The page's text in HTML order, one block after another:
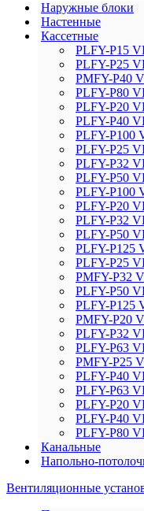
Наружные блоки
Настенные
Кассетные
PLFY-P15
PLFY-P25
PMFY-P40
PLFY-P80
PLFY-P20
PLFY-P40
PLFY-P100
PLFY-P25
PLFY-P32
PLFY-P50
PLFY-P100
PLFY-P20
PLFY-P32
PLFY-P50
PLFY-P125
PLFY-P25
PMFY-P32
PLFY-P50
PLFY-P125
PMFY-P20
PLFY-P32
PLFY-P63
PMFY-P25
PLFY-P40
PLFY-P63
PLFY-P20
PLFY-P40
PLFY-P80
Канальные
Напольно-
Вентиляционные